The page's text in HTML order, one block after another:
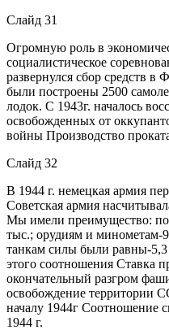
Слайд 31
Огромную роль в
социалистическое
развернулся сбор средств
были построены 2500
лодок. С 1943г. началось
освобожденных от
войны Производство
Слайд 32
В 1944 г. немецкая армия
Советская армия
Мы имели преимущество: по
тыс.; орудиям и минометам-
танкам силы были равны-
этого соотношения Ставка
окончательный разгром
освобождение территории
началу 1944г Соотношение
1944 г.